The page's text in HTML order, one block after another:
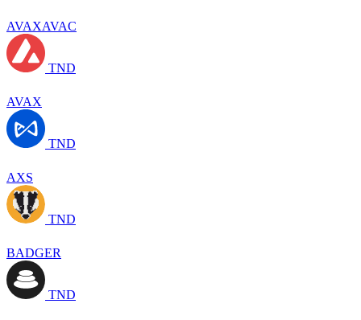
AVAXAVAC
TND
AVAX
TND
AXS
TND
BADGER
TND